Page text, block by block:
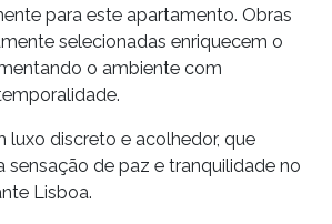
para este apartamento. Obras
selecionadas enriquecem o
o ambiente com
luxo discreto e acolhedor, que
sensação de paz e tranquilidade no
Lisboa.